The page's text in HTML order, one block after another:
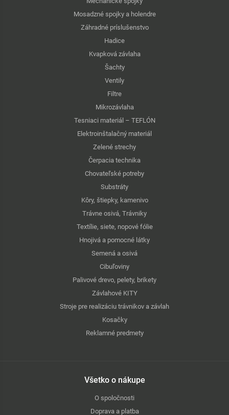
Mosadzné spojky a holendre
Záhradné príslušenstvo
Hadice
Kvapková závlaha
Šachty
Ventily
Filtre
Mikrozávlaha
Tesniaci materiál – TEFLÓN
Elektroinštalačný materiál
Zelené strechy
Čerpacia technika
Chovateľské potreby
Substráty
Kôry, štiepky, kamenivo
Trávne osivá, Trávniky
Textílie, siete, nopové fólie
Hnojivá a pomocné látky
Semená a osivá
Cibuľoviny
Palivové drevo, pelety, brikety
Závlahové KITY
Stroje pre realizáciu trávnikov a závlah
Kosačky
Reklamné predmety
Všetko o nákupe
O spoločnosti
Doprava a platba